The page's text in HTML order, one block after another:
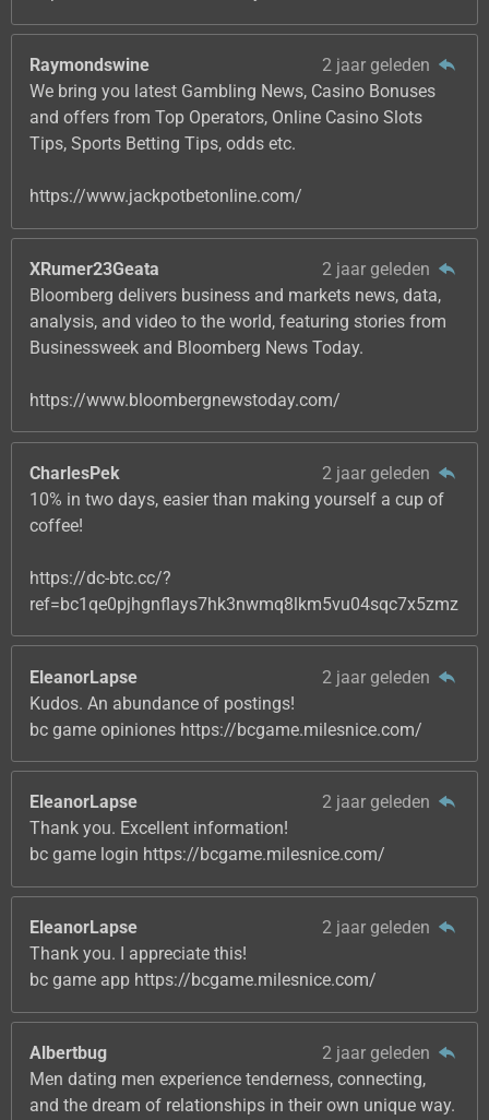
Raymondswine
2 jaar geleden
We bring you latest Gambling News, Casino Bonuses
and offers from Top Operators, Online Casino Slots
Tips, Sports Betting Tips, odds etc.
https://www.jackpotbetonline.com/
XRumer23Geata
2 jaar geleden
Bloomberg delivers business and markets news, data,
analysis, and video to the world, featuring stories from
Businessweek and Bloomberg News Today.
https://www.bloombergnewstoday.com/
CharlesPek
2 jaar geleden
10% in two days, easier than making yourself a cup of
coffee!
https://dc-btc.cc/?
ref=bc1qe0pjhgnflays7hk3nwmq8lkm5vu04sqc7x5zmz
EleanorLapse
2 jaar geleden
Kudos. An abundance of postings!
bc game opiniones https://bcgame.milesnice.com/
EleanorLapse
2 jaar geleden
Thank you. Excellent information!
bc game login https://bcgame.milesnice.com/
EleanorLapse
2 jaar geleden
Thank you. I appreciate this!
bc game app https://bcgame.milesnice.com/
Albertbug
2 jaar geleden
Men dating men experience tenderness, connecting,
and the dream of relationships in their own unique way.